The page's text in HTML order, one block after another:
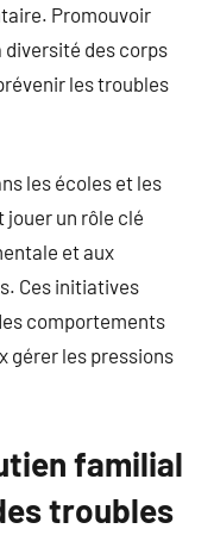
Promouvoir
diversité des corps
les troubles
les écoles et les
un rôle clé
et aux
Ces initiatives
comportements
gérer les pressions
familial
troubles